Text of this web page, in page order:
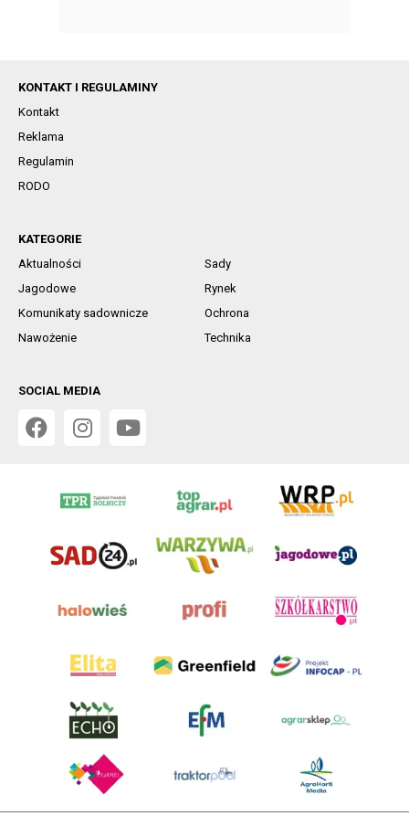
KONTAKT I REGULAMINY
Kontakt
Reklama
Regulamin
RODO
KATEGORIE
Aktualności
Sady
Jagodowe
Rynek
Komunikaty sadownicze
Ochrona
Nawożenie
Technika
SOCIAL MEDIA